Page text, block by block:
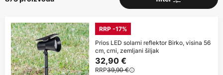
RRP -17%
Prios LED solarni reflektor Birko, visina 56
cm, crni, zemljani šiljak
32,90 €
RRP39,90 €